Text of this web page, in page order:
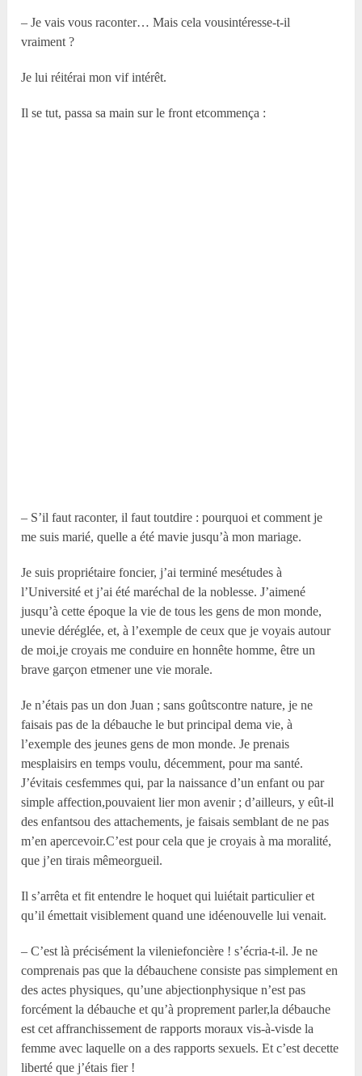
– Je vais vous raconter… Mais cela vousintéresse-t-il
vraiment ?
Je lui réitérai mon vif intérêt.
Il se tut, passa sa main sur le front etcommença :
– S’il faut raconter, il faut toutdire : pourquoi et comment je
me suis marié, quelle a été mavie jusqu’à mon mariage.
Je suis propriétaire foncier, j’ai terminé mesétudes à
l’Université et j’ai été maréchal de la noblesse. J’aimené
jusqu’à cette époque la vie de tous les gens de mon monde,
unevie déréglée, et, à l’exemple de ceux que je voyais autour
de moi,je croyais me conduire en honnête homme, être un
brave garçon etmener une vie morale.
Je n’étais pas un don Juan ; sans goûtscontre nature, je ne
faisais pas de la débauche le but principal dema vie, à
l’exemple des jeunes gens de mon monde. Je prenais
mesplaisirs en temps voulu, décemment, pour ma santé.
J’évitais cesfemmes qui, par la naissance d’un enfant ou par
simple affection,pouvaient lier mon avenir ; d’ailleurs, y eût-il
des enfantsou des attachements, je faisais semblant de ne pas
m’en apercevoir.C’est pour cela que je croyais à ma moralité,
que j’en tirais mêmeorgueil.
Il s’arrêta et fit entendre le hoquet qui luiétait particulier et
qu’il émettait visiblement quand une idéenouvelle lui venait.
– C’est là précisément la vileniefoncière ! s’écria-t-il. Je ne
comprenais pas que la débauchene consiste pas simplement en
des actes physiques, qu’une abjectionphysique n’est pas
forcément la débauche et qu’à proprement parler,la débauche
est cet affranchissement de rapports moraux vis-à-visde la
femme avec laquelle on a des rapports sexuels. Et c’est decette
liberté que j’étais fier !